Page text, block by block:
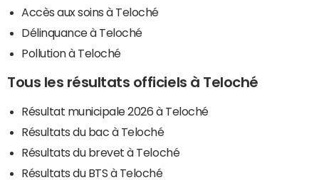
Accès aux soins à Teloché
Délinquance à Teloché
Pollution à Teloché
Tous les résultats officiels à Teloché
Résultat municipale 2026 à Teloché
Résultats du bac à Teloché
Résultats du brevet à Teloché
Résultats du BTS à Teloché